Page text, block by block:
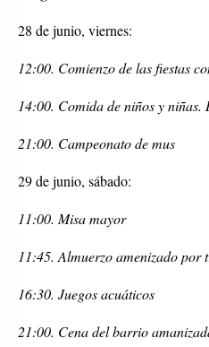
28 de junio, viernes:
12:00. Comienzo de las fiestas
14:00. Comida de niños y niñas.
21:00. Campeonato de mus
29 de junio, sábado:
11:00. Misa mayor
11:45. Almuerzo amenizado por
16:30. Juegos acuáticos
21:00. Cena del barrio